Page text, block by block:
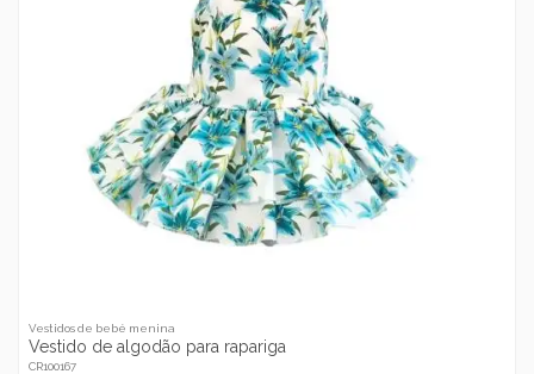
Vestidos de bebé menina
Vestido de algodão para rapariga
CR100167